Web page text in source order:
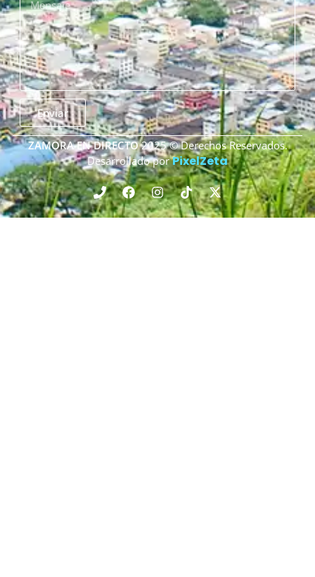
Enviar
ZAMORA EN DIRECTO2025 © Derechos Reservados.
Desarrollado porPixelZeta